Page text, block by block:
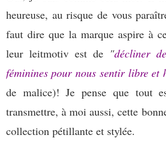
heureuse, au risque de vous
faut dire que la marque aspire à
leur leitmotiv est de "décliner
féminines pour nous sentir libre et
de malice)! Je pense que tout
transmettre, à moi aussi, cette
collection pétillante et stylée.